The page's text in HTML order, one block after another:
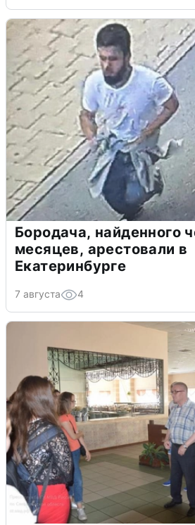
Бородача, найденного
месяцев, арестовали в
Екатеринбурге
7 августа 4